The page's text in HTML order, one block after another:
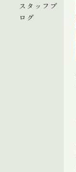
スタッフブ
ログ